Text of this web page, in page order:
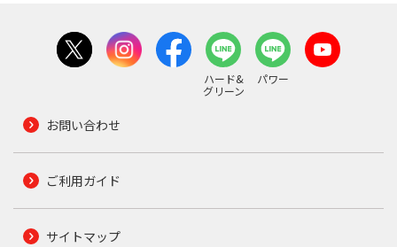
ハード&
グリーン
パワー
お問い合わせ
ご利用ガイド
サイトマップ